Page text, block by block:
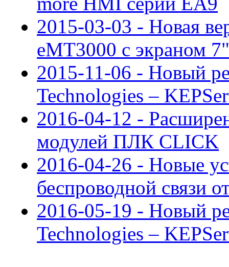
2015-03-03 - Новая
eMT3000 с экраном
2015-11-06 - Новый
Technologies –
2016-04-12 -
модулей ПЛК CLICK
2016-04-26 - Новые
беспроводной связи
2016-05-19 - Новый
Technologies –